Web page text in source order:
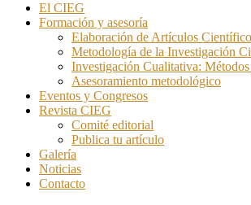
El CIEG
Formación y asesoría
Elaboración de Artículos
Metodología de la Investigación
Investigación Cualitativa:
Asesoramiento metodológico
Eventos y Congresos
Revista CIEG
Comité editorial
Publica tu artículo
Galería
Noticias
Contacto